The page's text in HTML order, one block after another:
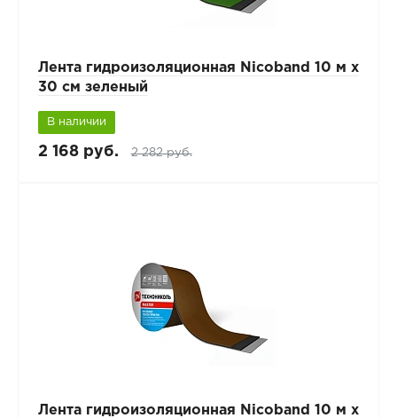
Лента гидроизоляционная Nicoband 10 м х
30 см зеленый
В наличии
2 168 руб. 2 282 руб.
Лента гидроизоляционная Nicoband 10 м х